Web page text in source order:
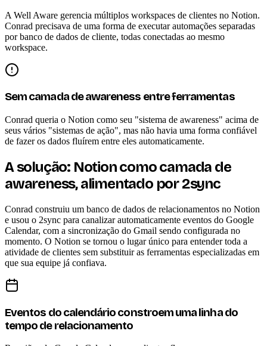
A Well Aware gerencia múltiplos workspaces de clientes no Notion.
Conrad precisava de uma forma de executar automações separadas
por banco de dados de cliente, todas conectadas ao mesmo
workspace.
Sem camada de awareness entre ferramentas
Conrad queria o Notion como seu "sistema de awareness" acima de
seus vários "sistemas de ação", mas não havia uma forma confiável
de fazer os dados fluírem entre eles automaticamente.
A solução: Notion como camada de
awareness, alimentado por 2sync
Conrad construiu um banco de dados de relacionamentos no Notion
e usou o 2sync para canalizar automaticamente eventos do Google
Calendar, com a sincronização do Gmail sendo configurada no
momento. O Notion se tornou o lugar único para entender toda a
atividade de clientes sem substituir as ferramentas especializadas em
que sua equipe já confiava.
Eventos do calendário constroem uma linha do
tempo de relacionamento